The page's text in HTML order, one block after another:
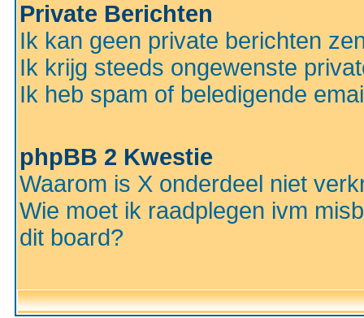
Private Berichten
Ik kan geen private berichten
Ik krijg steeds ongewenste
Ik heb spam of beledigende
phpBB 2 Kwestie
Waarom is X onderdeel niet
Wie moet ik raadplegen ivm
dit board?